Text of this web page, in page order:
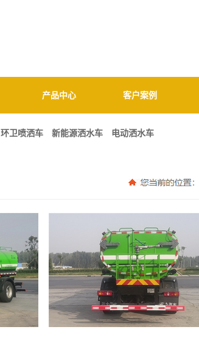
产品中心 客户案例
环卫喷洒车 新能源洒水车 电动洒水车